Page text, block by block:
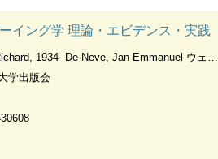
イング学 理論・エビデンス・実践
1934- De Neve, Jan-Emmanuel ウェルビーイング学会
学出版会